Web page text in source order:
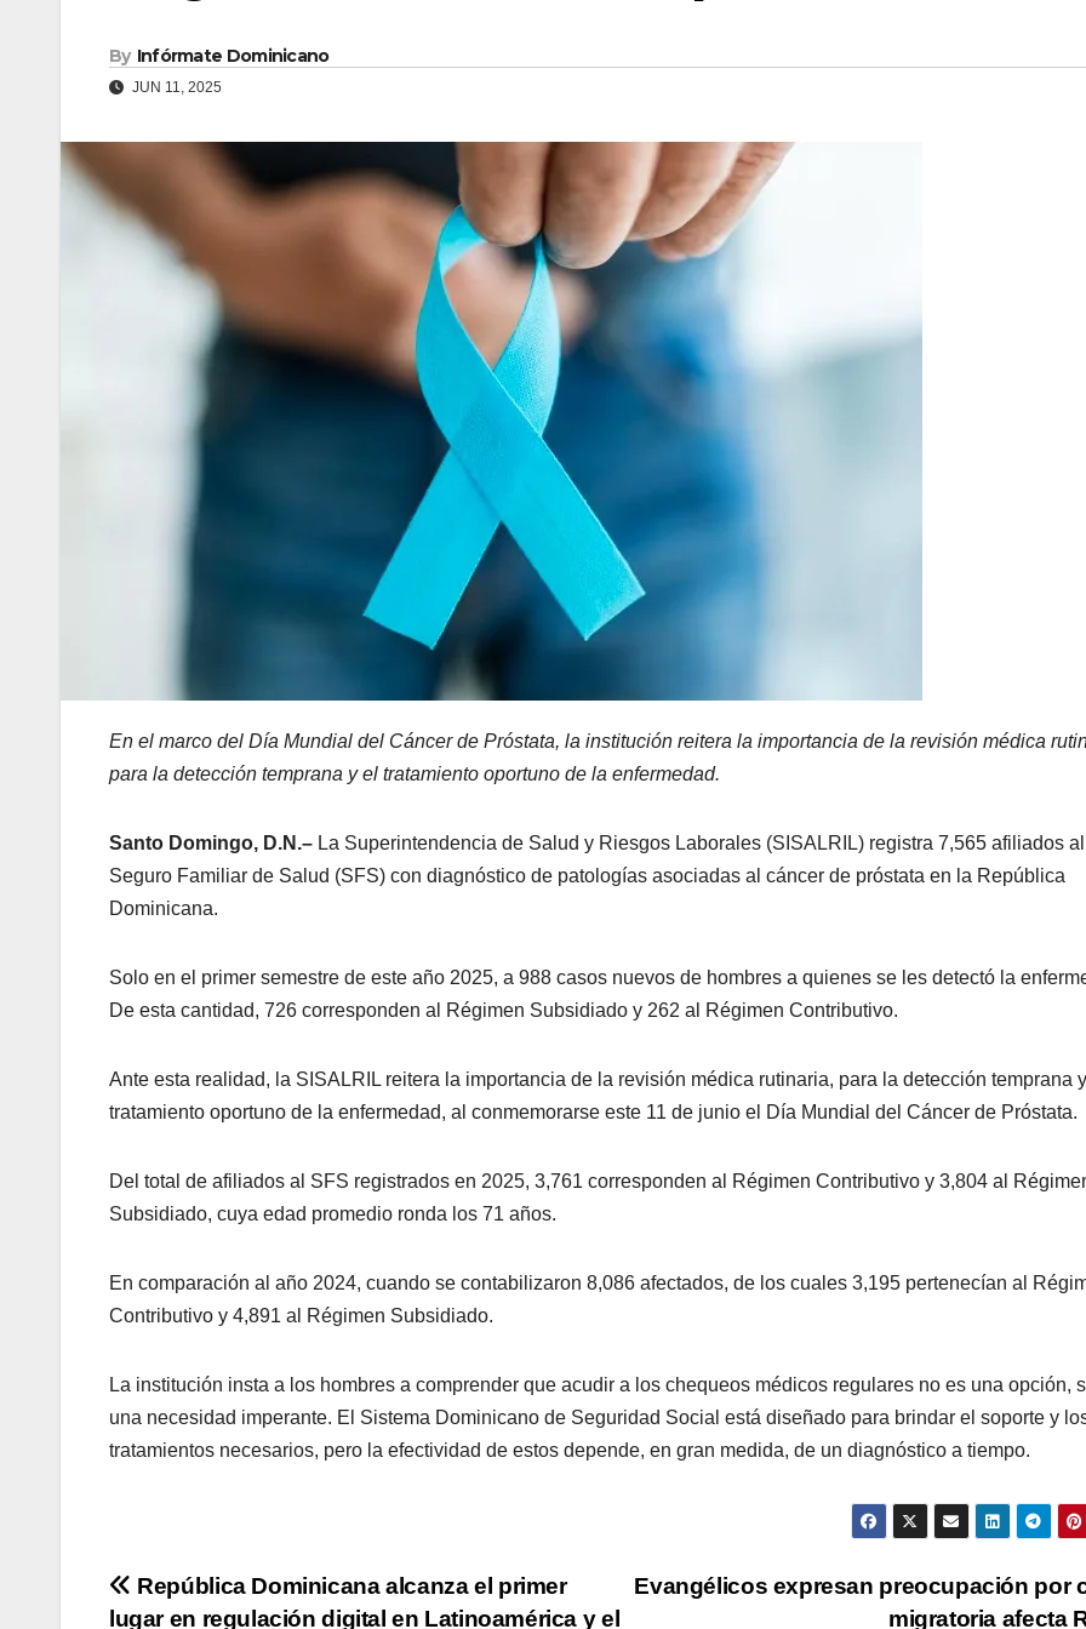
By Infórmate Dominicano
JUN 11, 2025
En el marco del Día Mundial del Cáncer de Próstata, la institución reitera la importancia de la revisión médica
para la detección temprana y el tratamiento oportuno de la enfermedad.
Santo Domingo, D.N.– La Superintendencia de Salud y Riesgos Laborales (SISALRIL) registra 7,565 afiliados al
Seguro Familiar de Salud (SFS) con diagnóstico de patologías asociadas al cáncer de próstata en la República
Dominicana.
Solo en el primer semestre de este año 2025, a 988 casos nuevos de hombres a quienes se les detectó la
De esta cantidad, 726 corresponden al Régimen Subsidiado y 262 al Régimen Contributivo.
Ante esta realidad, la SISALRIL reitera la importancia de la revisión médica rutinaria, para la detección temprana
tratamiento oportuno de la enfermedad, al conmemorarse este 11 de junio el Día Mundial del Cáncer de Próstata.
Del total de afiliados al SFS registrados en 2025, 3,761 corresponden al Régimen Contributivo y 3,804 al
Subsidiado, cuya edad promedio ronda los 71 años.
En comparación al año 2024, cuando se contabilizaron 8,086 afectados, de los cuales 3,195 pertenecían al
Contributivo y 4,891 al Régimen Subsidiado.
La institución insta a los hombres a comprender que acudir a los chequeos médicos regulares no es una opción,
una necesidad imperante. El Sistema Dominicano de Seguridad Social está diseñado para brindar el soporte y
tratamientos necesarios, pero la efectividad de estos depende, en gran medida, de un diagnóstico a tiempo.
Navegación
Evangélicos expresan preocupación por
migratoria afecta
República Dominicana alcanza el primer
lugar en regulación digital en Latinoamérica y el